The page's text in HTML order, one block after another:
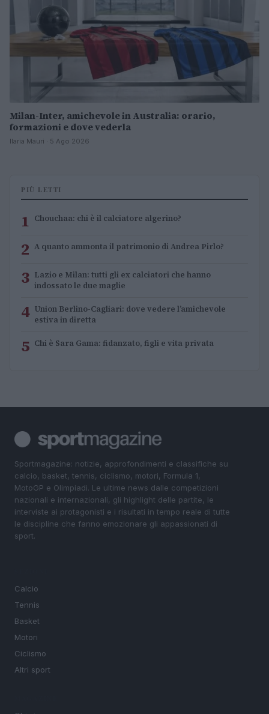
Milan-Inter, amichevole in Australia: orario,
formazioni e dove vederla
Ilaria Mauri · 5 Ago 2026
PIÙ LETTI
1 Chouchaa: chi è il calciatore algerino?
2 A quanto ammonta il patrimonio di Andrea Pirlo?
3 Lazio e Milan: tutti gli ex calciatori che hanno
indossato le due maglie
4 Union Berlino-Cagliari: dove vedere l’amichevole
estiva in diretta
5 Chi è Sara Gama: fidanzato, figli e vita privata
Sportmagazine: notizie, approfondimenti e classifiche su
calcio, basket, tennis, ciclismo, motori, Formula 1,
MotoGP e Olimpiadi. Le ultime news dalle competizioni
nazionali e internazionali, gli highlight delle partite, le
interviste ai protagonisti e i risultati in tempo reale di tutte
le discipline che fanno emozionare gli appassionati di
sport.
Calcio
Tennis
Basket
Motori
Ciclismo
Altri sport